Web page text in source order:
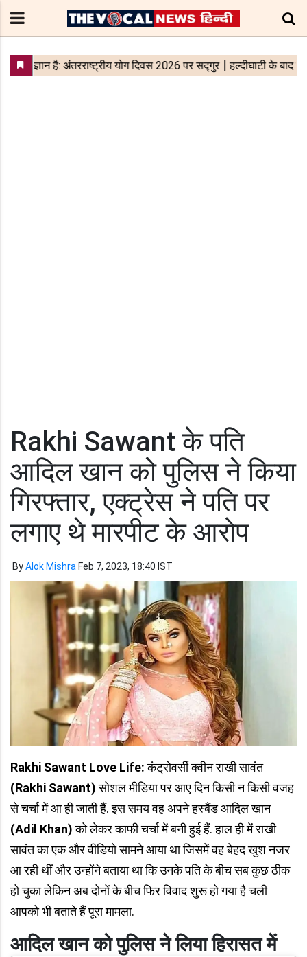
Rakhi Sawant के पति
आदिल खान को पुलिस ने किया
गिरफ्तार, एक्ट्रेस ने पति पर
लगाए थे मारपीट के आरोप
ByAlok Mishra Feb 7, 2023, 18:40 IST
Rakhi Sawant Love Life:कंट्रोवर्सी क्वीन राखी सावंत
(Rakhi Sawant)सोशल मीडिया पर आए दिन किसी न किसी वजह
से चर्चा में आ ही जाती हैं. इस समय वह अपने हस्बैंड आदिल खान
(Adil Khan)को लेकर काफी चर्चा में बनी हुई हैं. हाल ही में राखी
सावंत का एक और वीडियो सामने आया था जिसमें वह बेहद खुश नजर
आ रही थीं और उन्होंने बताया था कि उनके पति के बीच सब कुछ ठीक
हो चुका लेकिन अब दोनों के बीच फिर विवाद शुरू हो गया है चली
आपको भी बताते हैं पूरा मामला.
आदिल खान को पुलिस ने लिया हिरासत में